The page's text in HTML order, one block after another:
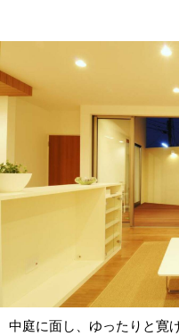
中庭に面し、ゆったりと寛